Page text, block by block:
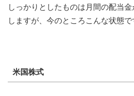
しっかりとしたものは月間の配当
しますが、今のところこんな状態で
米国株式